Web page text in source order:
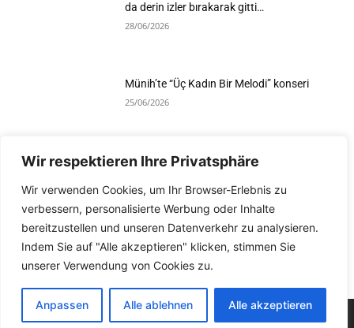
Wir respektieren Ihre Privatsphäre
Wir verwenden Cookies, um Ihr Browser-Erlebnis zu
verbessern, personalisierte Werbung oder Inhalte
bereitzustellen und unseren Datenverkehr zu analysieren.
Indem Sie auf "Alle akzeptieren" klicken, stimmen Sie
unserer Verwendung von Cookies zu.
Anpassen Alle ablehnen Alle akzeptieren
da derin izler bırakarak gitti…
28/06/2026
Münih’te “Üç Kadın Bir Melodi” konseri
25/06/2026
Devamını Göster